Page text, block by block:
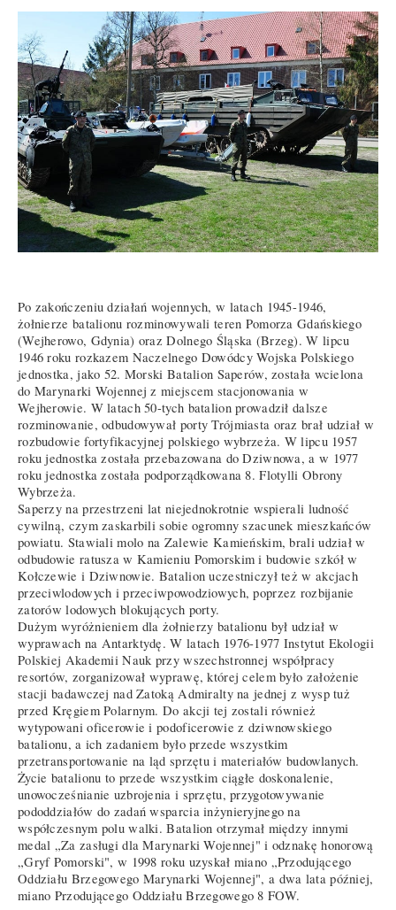
Po zakończeniu działań wojennych, w latach 1945-1946,
żołnierze batalionu rozminowywali teren Pomorza Gdańskiego
(Wejherowo, Gdynia) oraz Dolnego Śląska (Brzeg). W lipcu
1946 roku rozkazem Naczelnego Dowódcy Wojska Polskiego
jednostka, jako 52. Morski Batalion Saperów, została wcielona
do Marynarki Wojennej z miejscem stacjonowania w
Wejherowie. W latach 50-tych batalion prowadził dalsze
rozminowanie, odbudowywał porty Trójmiasta oraz brał udział w
rozbudowie fortyfikacyjnej polskiego wybrzeża. W lipcu 1957
roku jednostka została przebazowana do Dziwnowa, a w 1977
roku jednostka została podporządkowana 8. Flotylli Obrony
Wybrzeża.
Saperzy na przestrzeni lat niejednokrotnie wspierali ludność
cywilną, czym zaskarbili sobie ogromny szacunek mieszkańców
powiatu. Stawiali molo na Zalewie Kamieńskim, brali udział w
odbudowie ratusza w Kamieniu Pomorskim i budowie szkół w
Kołczewie i Dziwnowie. Batalion uczestniczył też w akcjach
przeciwlodowych i przeciwpowodziowych, poprzez rozbijanie
zatorów lodowych blokujących porty.
Dużym wyróżnieniem dla żołnierzy batalionu był udział w
wyprawach na Antarktydę. W latach 1976-1977 Instytut Ekologii
Polskiej Akademii Nauk przy wszechstronnej współpracy
resortów, zorganizował wyprawę, której celem było założenie
stacji badawczej nad Zatoką Admiralty na jednej z wysp tuż
przed Kręgiem Polarnym. Do akcji tej zostali również
wytypowani oficerowie i podoficerowie z dziwnowskiego
batalionu, a ich zadaniem było przede wszystkim
przetransportowanie na ląd sprzętu i materiałów budowlanych.
Życie batalionu to przede wszystkim ciągłe doskonalenie,
unowocześnianie uzbrojenia i sprzętu, przygotowywanie
pododdziałów do zadań wsparcia inżynieryjnego na
współczesnym polu walki. Batalion otrzymał między innymi
medal „Za zasługi dla Marynarki Wojennej" i odznakę honorową
„Gryf Pomorski", w 1998 roku uzyskał miano „Przodującego
Oddziału Brzegowego Marynarki Wojennej", a dwa lata później,
miano Przodującego Oddziału Brzegowego 8 FOW.